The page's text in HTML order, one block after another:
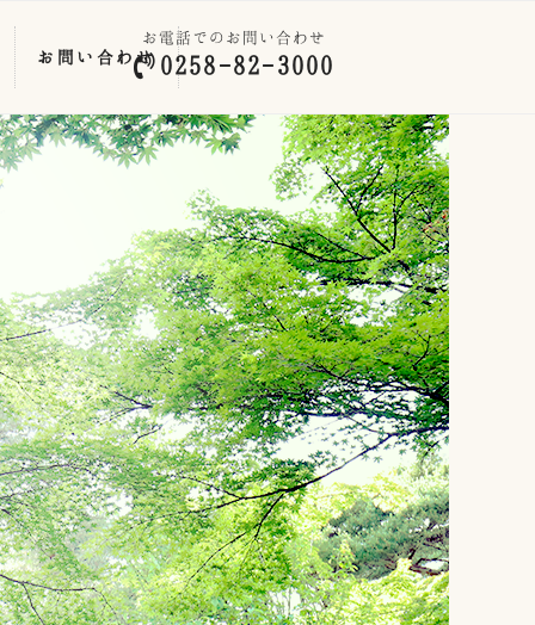
お問い合わせ
お電話でのお問い合わせ
0258-82-3000